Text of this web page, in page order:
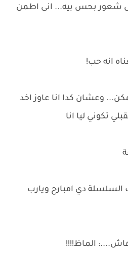
شعور بحس بيه... انى اطمن
انه حب!
وعشان كدا انا عاوز اخد
تكوني ليا انا
السلسلة دي امبارح ويارب
الماظ!!!!